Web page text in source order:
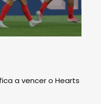
a vencer o Hearts